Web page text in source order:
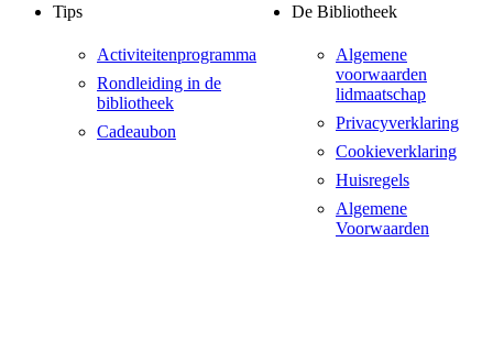
Tips
Activiteitenprogramma
Rondleiding in de
bibliotheek
Cadeaubon
De Bibliotheek
Algemene
voorwaarden
lidmaatschap
Privacyverklaring
Cookieverklaring
Huisregels
Algemene
Voorwaarden